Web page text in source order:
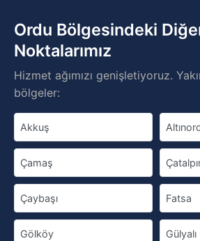
Ordu Bölgesindeki
Noktalarımız
Hizmet ağımızı genişletiyoruz.
bölgeler:
Akkuş
Çamaş
Çaybaşı Fatsa
Gölköy Gülyalı